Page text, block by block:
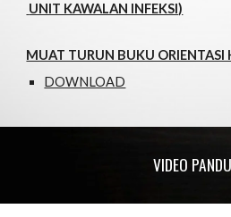
UNIT KAWALAN INFEKSI)
MUAT TURUN BUKU ORIENTASI
DOWNLOAD
VIDEO